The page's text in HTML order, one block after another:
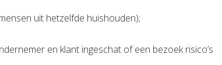
uit hetzelfde huishouden);
en klant ingeschat of een bezoek risico’s